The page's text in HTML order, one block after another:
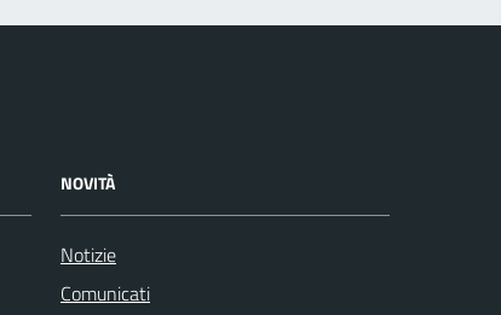
NOVITÀ
Notizie
Comunicati